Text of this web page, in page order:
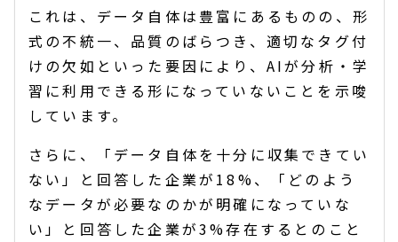
これは、データ自体は豊富にあるものの、形
式の不統一、品質のばらつき、適切なタグ付
けの欠如といった要因により、AIが分析・学
習に利用できる形になっていないことを示唆
しています。
さらに、「データ自体を十分に収集できてい
ない」と回答した企業が18%、「どのよう
なデータが必要なのかが明確になっていな
い」と回答した企業が3%存在するとのこと